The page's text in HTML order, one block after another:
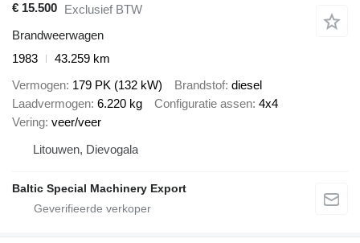
€ 15.500 Exclusief BTW
Brandweerwagen
1983
43.259 km
Vermogen 179 PK (132 kW) Brandstof diesel
Laadvermogen 6.220 kg Configuratie assen 4x4
Vering veer/veer
Litouwen, Dievogala
Baltic Special Machinery Export